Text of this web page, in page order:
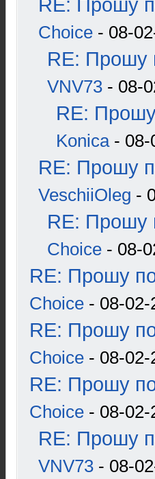
RE: Прошу
Choice - 08-
RE: Прошу
VNV73 - 08-
RE:
Konica- 08-
RE: Прошу
VeschiiOleg -
RE: Прошу
Choice - 08-
RE: Прошу
Choice - 08-02-
RE: Прошу
Choice - 08-02-
RE: Прошу
Choice - 08-02-
RE: Прошу
VNV73 - 08-